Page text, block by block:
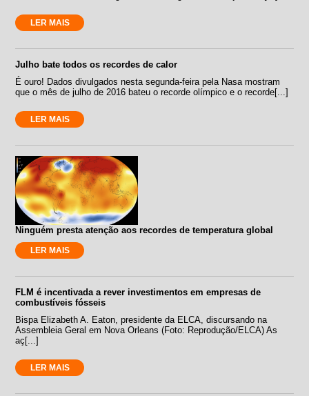
LER MAIS
Julho bate todos os recordes de calor
É ouro! Dados divulgados nesta segunda-feira pela Nasa mostram
que o mês de julho de 2016 bateu o recorde olímpico e o recorde[...]
LER MAIS
Ninguém presta atenção aos recordes de temperatura global
LER MAIS
FLM é incentivada a rever investimentos em empresas de
combustíveis fósseis
Bispa Elizabeth A. Eaton, presidente da ELCA, discursando na
Assembleia Geral em Nova Orleans (Foto: Reprodução/ELCA) As
aç[...]
LER MAIS